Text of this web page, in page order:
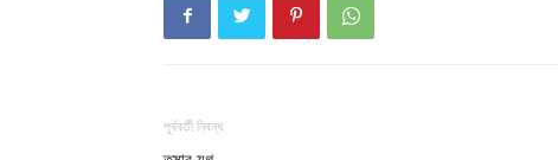
পূর্ববর্তী নিবন্ধ